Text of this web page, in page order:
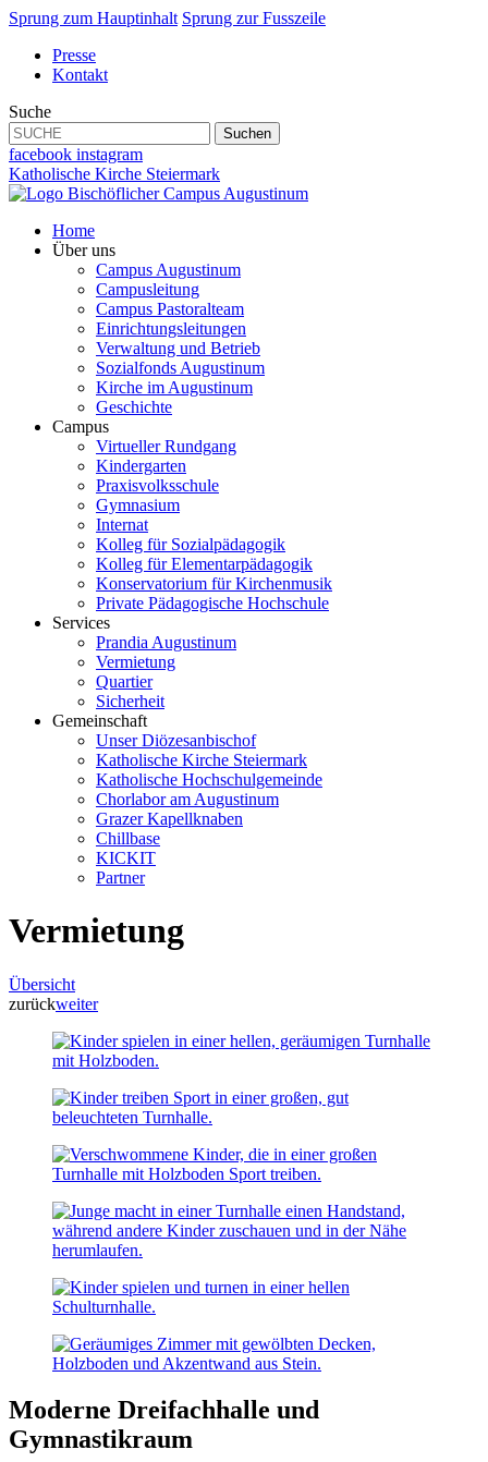
Sprung zum Hauptinhalt Sprung zur Fusszeile
Presse
Kontakt
Suche
Suchen
facebook instagram
Katholische Kirche Steiermark
Home
Über uns
Campus Augustinum
Campusleitung
Campus Pastoralteam
Einrichtungsleitungen
Verwaltung und Betrieb
Sozialfonds Augustinum
Kirche im Augustinum
Geschichte
Campus
Virtueller Rundgang
Kindergarten
Praxisvolksschule
Gymnasium
Internat
Kolleg für Sozialpädagogik
Kolleg für Elementarpädagogik
Konservatorium für Kirchenmusik
Private Pädagogische Hochschule
Services
Prandia Augustinum
Vermietung
Quartier
Sicherheit
Gemeinschaft
Unser Diözesanbischof
Katholische Kirche Steiermark
Katholische Hochschulgemeinde
Chorlabor am Augustinum
Grazer Kapellknaben
Chillbase
KICKIT
Partner
Vermietung
Übersicht
zurückweiter
Moderne Dreifachhalle und
Gymnastikraum